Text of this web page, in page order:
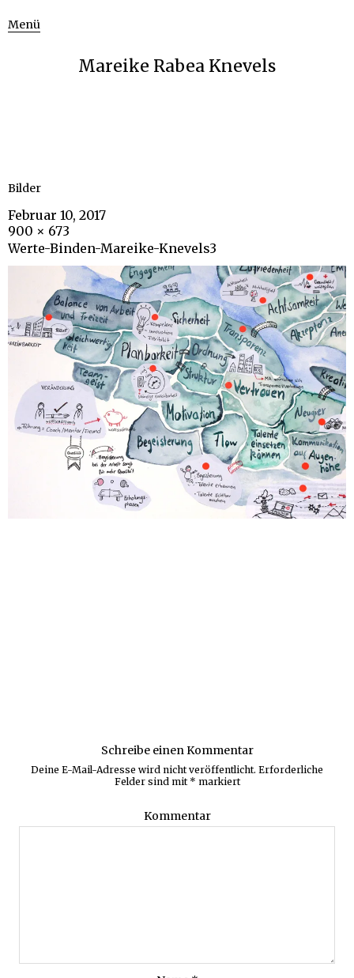
Menü
Mareike Rabea Knevels
Bilder
Februar 10, 2017
900 × 673
Werte-Binden-Mareike-Knevels3
Schreibe einen Kommentar
Deine E-Mail-Adresse wird nicht veröffentlicht. Erforderliche
Felder sind mit * markiert
Kommentar